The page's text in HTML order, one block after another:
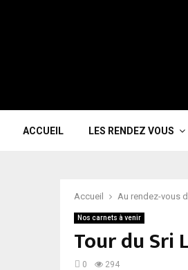
ACCUEIL LES RENDEZ VOUS
Accueil Au rendez-vous
Nos carnets à venir
Tour du Sri
0 294